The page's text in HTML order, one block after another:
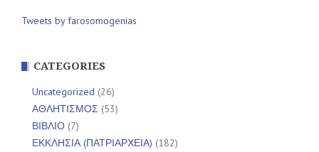
Tweets by farosomogenias
CATEGORIES
Uncategorized (26)
ΑΘΛΗΤΙΣΜΟΣ (53)
ΒΙΒΛΙΟ (7)
ΕΚΚΛΗΣΙΑ (ΠΑΤΡΙΑΡΧΕΙΑ) (182)